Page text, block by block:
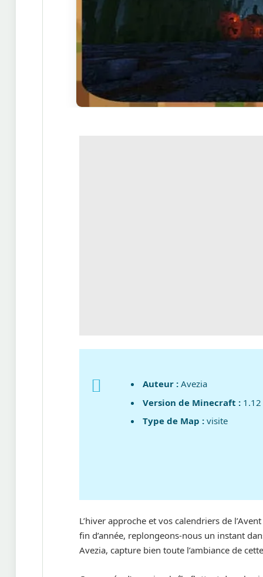
Auteur : Avezia
Version de Minecraft : 1.12
Type de Map : visite
L’hiver approche et vos calendriers de
fin d’année, replongeons-nous un instant
Avezia, capture bien toute l’ambiance de